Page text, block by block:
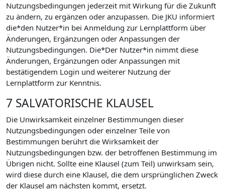
Nutzungsbedingungen jederzeit mit Wirkung für die Zukunft
zu ändern, zu ergänzen oder anzupassen. Die JKU informiert
die*den Nutzer*in bei Anmeldung zur Lernplattform über
Änderungen, Ergänzungen oder Anpassungen der
Nutzungsbedingungen. Die*Der Nutzer*in nimmt diese
Änderungen, Ergänzungen oder Anpassungen mit
bestätigendem Login und weiterer Nutzung der
Lernplattform zur Kenntnis.
7 SALVATORISCHE KLAUSEL
Die Unwirksamkeit einzelner Bestimmungen dieser
Nutzungsbedingungen oder einzelner Teile von
Bestimmungen berührt die Wirksamkeit der
Nutzungsbedingungen bzw. der betroffenen Bestimmung im
Übrigen nicht. Sollte eine Klausel (zum Teil) unwirksam sein,
wird diese durch eine Klausel, die dem ursprünglichen Zweck
der Klausel am nächsten kommt, ersetzt.